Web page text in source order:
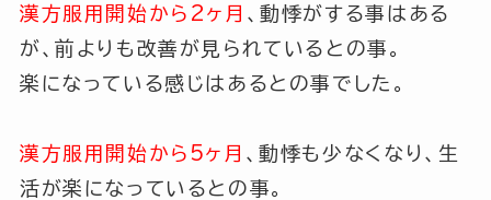
漢方服用開始から2ヶ月 、動悸がする事はある
が、前よりも改善が見られているとの事。
楽になっている感じはあるとの事でした。
漢方服用開始から5ヶ月 、動悸も少なくなり、生
活が楽になっているとの事。